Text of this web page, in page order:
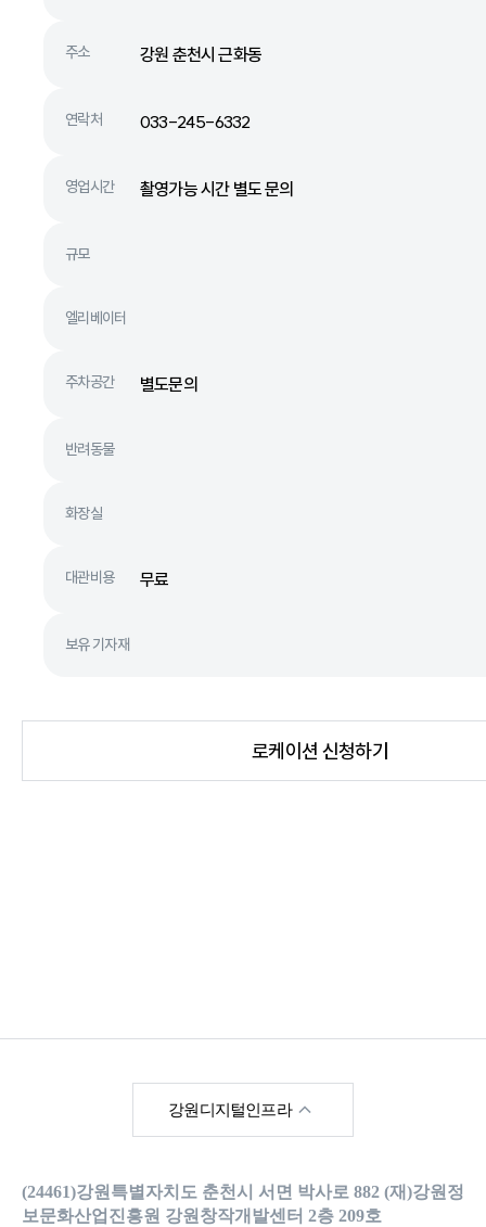
주소 강원 춘천시 근화동
연락처 033-245-6332
영업시간 촬영가능 시간 별도 문의
규모
엘리베이터
주차공간 별도문의
반려동물
화장실
대관비용 무료
보유 기자재
로케이션 신청하기
강원디지털인프라
한국영상위원회
강원메타버스지원센
터
(24461)강원특별자치도 춘천시 서면 박사로 882 (재)강원정
보문화산업진흥원 강원창작개발센터 2층 209호